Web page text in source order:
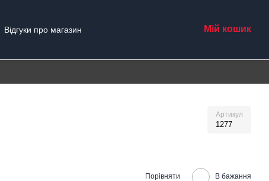
Відгуки про магазин
Мій кошик
Артикул
1277
Порівняти В бажання